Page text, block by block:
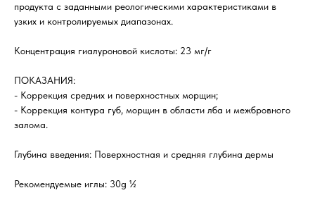
продукта с заданными реологическими характеристиками в
узких и контролируемых диапазонах.
Концентрация гиалуроновой кислоты: 23 мг/г
ПОКАЗАНИЯ:
- Коррекция средних и поверхностных морщин;
- Коррекция контура губ, морщин в области лба и межбровного
залома.
Глубина введения: Поверхностная и средняя глубина дермы
Рекомендуемые иглы: 30g ½